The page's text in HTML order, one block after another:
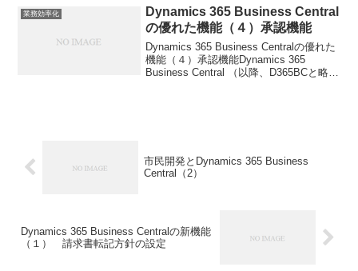
は多いのではないでしょうか？本記事で
は、小売業におけるデータ分...
業務効率化
Dynamics 365 Business Central
の優れた機能（４）承認機能
Dynamics 365 Business Centralの優れた
機能（４）承認機能Dynamics 365
Business Central （以降、D365BCと略
市民開発とDynamics 365 Business
Central（2）
Dynamics 365 Business Centralの新機能
（１） 請求書転記方針の設定